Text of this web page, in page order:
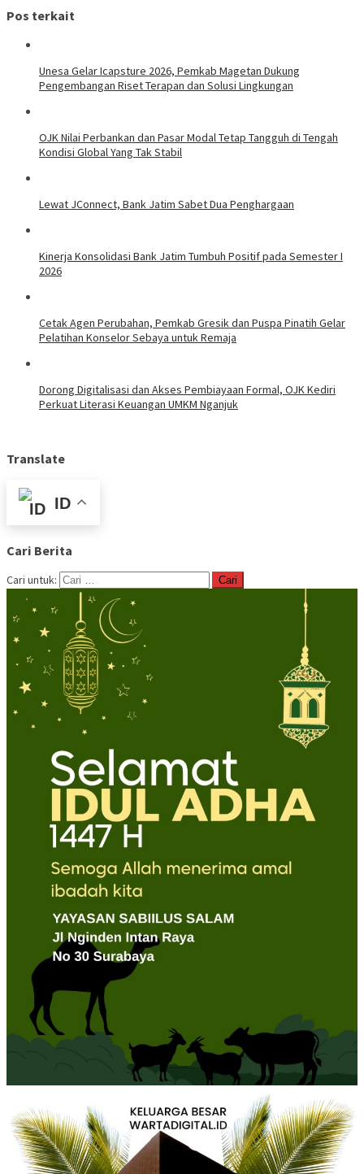
Pos terkait
Unesa Gelar Icapsture 2026, Pemkab Magetan Dukung
Pengembangan Riset Terapan dan Solusi Lingkungan
OJK Nilai Perbankan dan Pasar Modal Tetap Tangguh di Tengah
Kondisi Global Yang Tak Stabil
Lewat JConnect, Bank Jatim Sabet Dua Penghargaan
Kinerja Konsolidasi Bank Jatim Tumbuh Positif pada Semester I
2026
Cetak Agen Perubahan, Pemkab Gresik dan Puspa Pinatih Gelar
Pelatihan Konselor Sebaya untuk Remaja
Dorong Digitalisasi dan Akses Pembiayaan Formal, OJK Kediri
Perkuat Literasi Keuangan UMKM Nganjuk
Translate
ID
Cari Berita
Cari untuk: